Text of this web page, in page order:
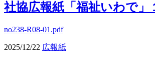
社協広報紙「福祉いわで」
no238-R08-01.pdf
2025/12/22 広報紙